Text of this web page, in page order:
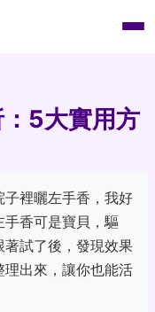
5大實用方
裡曬左手香，我好
香可是寶貝，驅
試了後，發現效果
出來，讓你也能活